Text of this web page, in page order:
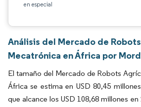
en especial
Análisis del Mercado de
Mecatrónica en África por
El tamaño del Mercado de Robots
África se estima en USD 80,45
que alcance los USD 108,68 millones